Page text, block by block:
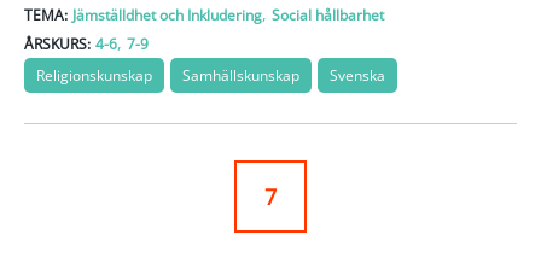
TEMA: Jämställdhet och Inkludering, Social hållbarhet
ÅRSKURS: 4-6, 7-9
Religionskunskap
Samhällskunskap Svenska
7